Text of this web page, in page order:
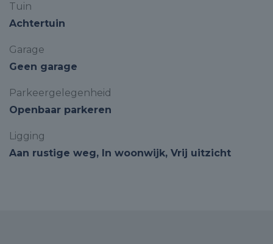
Tuin
Achtertuin
Garage
Geen garage
Parkeergelegenheid
Openbaar parkeren
Ligging
Aan rustige weg, In woonwijk, Vrij uitzicht